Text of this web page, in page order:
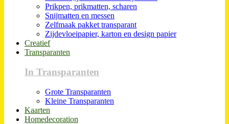
Prikpen, prikmatten, scharen
Snijmatten en messen
Zelfmaak pakket transparant
Zijdevloeipapier, karton en design papier
Creatief
Transparanten
In Transparanten
Grote Transparanten
Kleine Transparanten
Kaarten
Homedecoration